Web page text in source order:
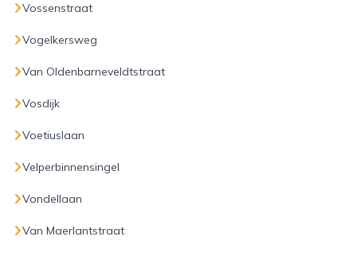
Vossenstraat
Vogelkersweg
Van Oldenbarneveldtstraat
Vosdijk
Voetiuslaan
Velperbinnensingel
Vondellaan
Van Maerlantstraat